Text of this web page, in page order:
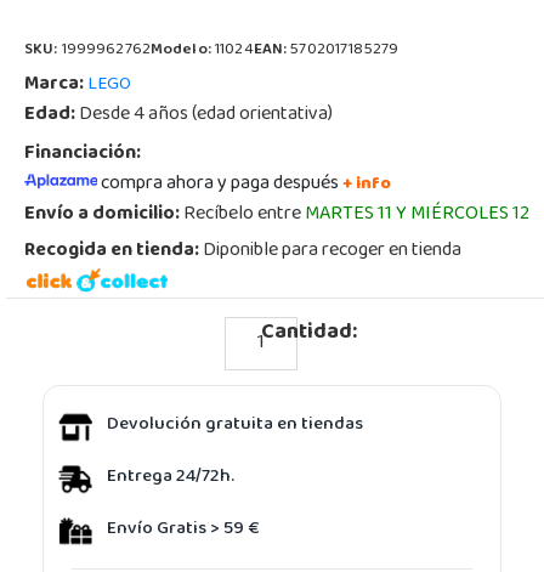
SKU:1999962762Modelo:11024EAN:5702017185279
Marca:LEGO
Edad:Desde 4 años (edad orientativa)
Financiación:
compra ahora y paga después+ info
Envío a domicilio:Recíbelo entreMARTES 11 Y MIÉRCOLES 12
Recogida en tienda:Diponible para recoger en tienda
Cantidad:
Devolución gratuita en tiendas
Entrega 24/72h.
Envío Gratis > 59 €